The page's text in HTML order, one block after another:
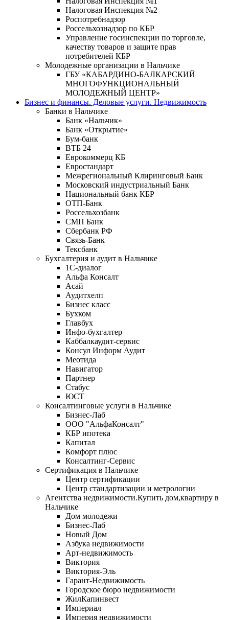
Налоговая Инспекция №2
Роспотребнадзор
Россельхознадзор по КБР
Управление госинспекции по торговле,
качеству товаров и защите прав
потребителей КБР
Молодежные организации в Нальчике
ГБУ «КАБАРДИНО-БАЛКАРСКИЙ
МНОГОФУНКЦИОНАЛЬНЫЙ
МОЛОДЕЖНЫЙ ЦЕНТР»
Бизнес и финансы. Деловые услуги. Недвижимость
Банки в Нальчике
Банк «Нальчик»
Банк «Открытие»
Бум-банк
ВТБ 24
Еврокоммерц КБ
Евростандарт
Межрегиональный Клиринговый Банк
Московский индустриальный Банк
Национальный банк КБР
ОТП-Банк
Россельхозбанк
СМП Банк
Сбербанк РФ
Связь-Банк
Тексбанк
Бухгалтерия и аудит в Нальчике
1С-диалог
Альфа Консалт
Асай
Аудитхелп
Бизнес класс
Бухком
Главбух
Инфо-бухгалтер
Каббалкаудит-сервис
Консул Информ Аудит
Меотида
Навигатор
Партнер
Стабус
ЮСТ
Консалтинговые услуги в Нальчике
Бизнес-Лаб
ООО "АльфаКонсалт"
КБР ипотека
Капитал
Комфорт плюс
Консалтинг-Сервис
Сертификация в Нальчике
Центр сертификации
Центр стандартизации и метрологии
Агентства недвижимости.Купить дом,квартиру в
Нальчике
Дом молодежи
Бизнес-Лаб
Новый Дом
Азбука недвижимости
Арт-недвижимость
Виктория
Виктория-Эль
Гарант-Недвижимость
Городское бюро недвижимости
ЖилКапинвест
Империал
Империя недвижимости